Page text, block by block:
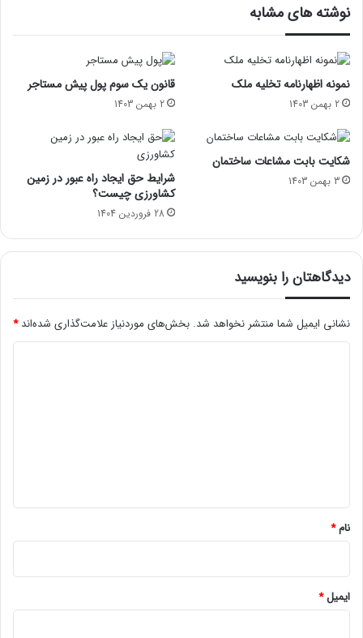
نوشته های مشابه
نمونه اظهارنامه تخلیه ملک
2 بهمن 1403
قانون یک سوم پول پیش مستاجر
2 بهمن 1403
شکایت بابت مشاعات ساختمان
3 بهمن 1403
شرایط حق ایجاد راه عبور در زمین
کشاورزی چیست؟
28 فروردین 1404
دیدگاهتان را بنویسید
نشانی ایمیل شما منتشر نخواهد شد. بخش‌های موردنیاز علامت‌گذاری شده‌اند*
نام*
ایمیل*